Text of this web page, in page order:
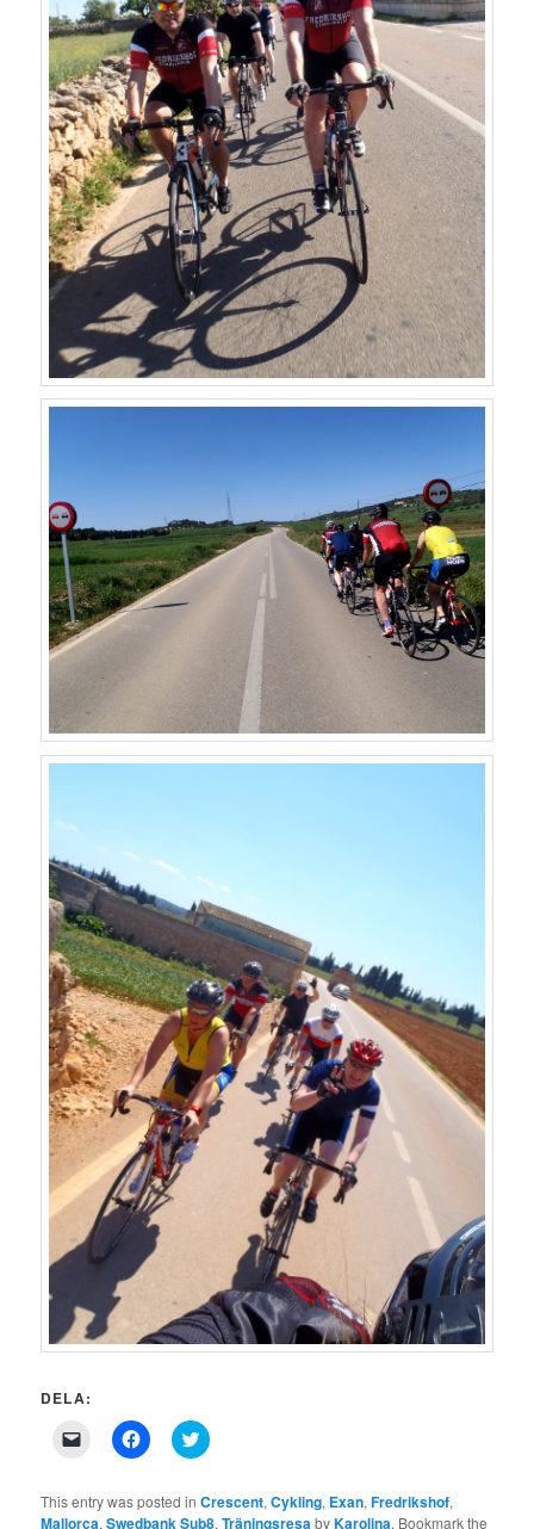
DELA:
Click
link
to
Click
to
Facebook
(Opens
Click
to
Twitter
(Opens
This entry was posted inCrescent,Cykling, Exan,Fredrikshof,
Mallorca,Swedbank Sub8,Träningsresa byKarolina. Bookmark the